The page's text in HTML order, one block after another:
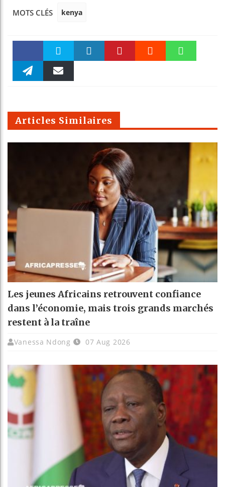
MOTS CLÉS kenya
Faceboo Twitter
m
Articles Similaires
Les jeunes Africains retrouvent confiance
dans l’économie, mais trois grands marchés
restent à la traîne
Vanessa Ndong 07 Aug 2026